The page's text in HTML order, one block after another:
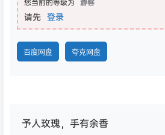
请先 登录
百度网盘 夸克网盘
予人玫瑰，手有余香